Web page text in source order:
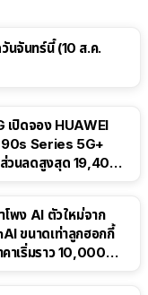
นจันทร์นี้ (10 ส.ค.
เปิดจอง HUAWEI
Series 5G+
วนลดสูงสุด 19,400
โพง AI ตัวใหม่จาก
ขนาดเท่าลูกฮอกกี้
คาเริ่มราว 10,000